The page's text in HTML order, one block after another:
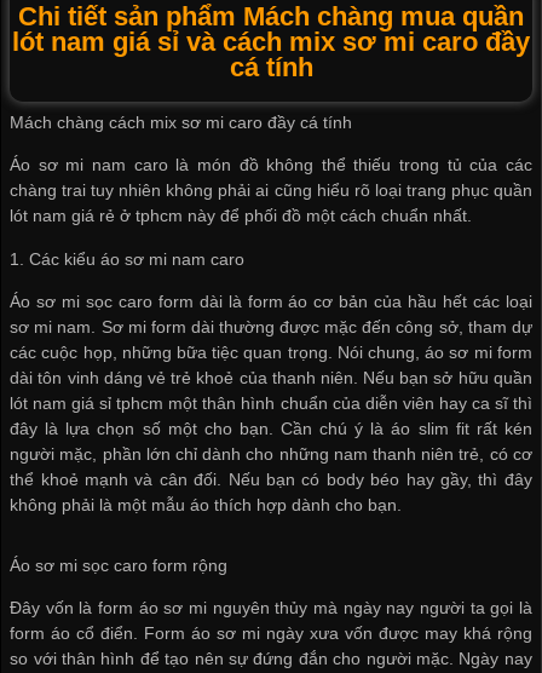
Chi tiết sản phẩm Mách chàng mua quần
lót nam giá sỉ và cách mix sơ mi caro đầy
cá tính
Mách chàng cách mix sơ mi caro đầy cá tính
Áo sơ mi nam caro là món đồ không thể thiếu trong tủ của các
chàng trai tuy nhiên không phải ai cũng hiểu rõ loại trang phục quần
lót nam giá rẻ ở tphcm này để phối đồ một cách chuẩn nhất.
1. Các kiểu áo sơ mi nam caro
Áo sơ mi sọc caro form dài là form áo cơ bản của hầu hết các loại
sơ mi nam. Sơ mi form dài thường được mặc đến công sở, tham dự
các cuộc họp, những bữa tiệc quan trọng. Nói chung, áo sơ mi form
dài tôn vinh dáng vẻ trẻ khoẻ của thanh niên. Nếu bạn sở hữu quần
lót nam giá sỉ tphcm một thân hình chuẩn của diễn viên hay ca sĩ thì
đây là lựa chọn số một cho bạn. Cần chú ý là áo slim fit rất kén
người mặc, phần lớn chỉ dành cho những nam thanh niên trẻ, có cơ
thể khoẻ mạnh và cân đối. Nếu bạn có body béo hay gầy, thì đây
không phải là một mẫu áo thích hợp dành cho bạn.
Áo sơ mi sọc caro form rộng
Đây vốn là form áo sơ mi nguyên thủy mà ngày nay người ta gọi là
form áo cổ điển. Form áo sơ mi ngày xưa vốn được may khá rộng
so với thân hình để tạo nên sự đứng đắn cho người mặc. Ngày nay